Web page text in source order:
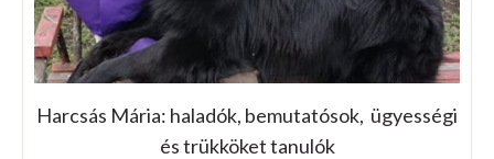
Harcsás Mária: haladók, bemutatósok, ügyességi
és trükköket tanulók